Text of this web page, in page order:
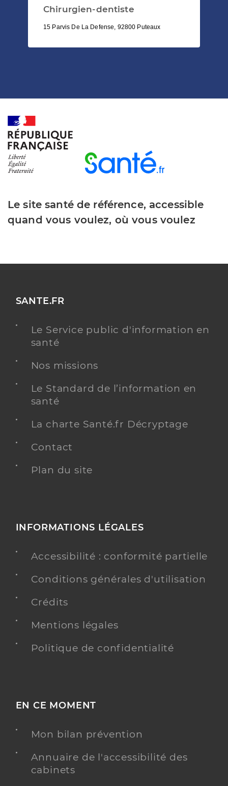
Chirurgien-dentiste
15 Parvis De La Defense, 92800 Puteaux
Le site santé de référence, accessible
quand vous voulez, où vous voulez
SANTE.FR
Le Service public d'information en
santé
Nos missions
Le Standard de l’information en
santé
La charte Santé.fr Décryptage
Contact
Plan du site
INFORMATIONS LÉGALES
Accessibilité : conformité partielle
Conditions générales d'utilisation
Crédits
Mentions légales
Politique de confidentialité
EN CE MOMENT
Mon bilan prévention
Annuaire de l'accessibilité des
cabinets